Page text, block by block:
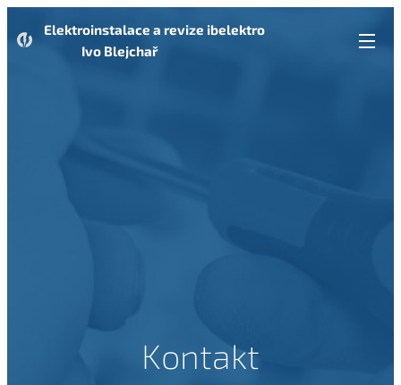
Elektroinstalace a revize ibelektro
Ivo Blejchař
Kontakt